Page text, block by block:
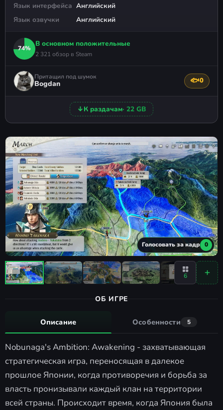
Язык интерфейса Английский
Язык озвучки
Английский
74%
В основном положительные
2 321 обзор в Steam
Притащил под шумок
Bogdan 🐟0
↓К раздачам· 22 GB
Голосовать за кадр 0
6
ОБ ИГРЕ
Описание Особенности 5
Nobunaga's Ambition: Awakening - захватывающая
стратегическая игра, переносящая в далекое
прошлое Японии, когда противоречия и борьба за
власть пронизывали каждый клан на территории
всей страны. Происходит время, когда Япония была